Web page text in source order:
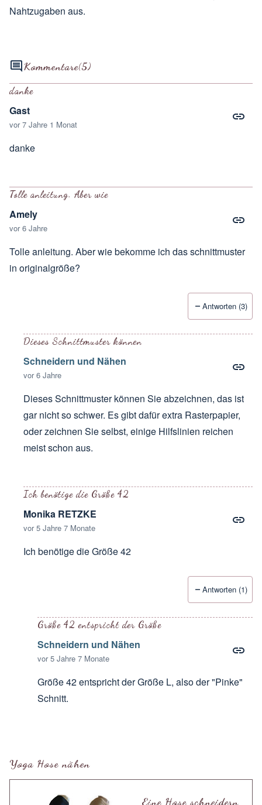
Nahtzugaben aus.
Kommentare(5)
danke
Gast
vor 7 Jahre 1 Monat
danke
Tolle anleitung. Aber wie
Amely
vor 6 Jahre
Tolle anleitung. Aber wie bekomme ich das schnittmuster
in originalgröße?
Antworten (3)
Dieses Schnittmuster können
Schneidern und Nähen
vor 6 Jahre
Dieses Schnittmuster können Sie abzeichnen, das ist
gar nicht so schwer. Es gibt dafür extra Rasterpapier,
oder zeichnen Sie selbst, einige Hilfslinien reichen
meist schon aus.
Ich benötige die Größe 42
Monika RETZKE
vor 5 Jahre 7 Monate
Ich benötige die Größe 42
Amely
Antworten (1)
Größe 42 entspricht der Größe
Schneidern und Nähen
vor 5 Jahre 7 Monate
Größe 42 entspricht der Größe L, also der "Pinke"
Schnitt.
Yoga Hose nähen
Eine Hose schneidern